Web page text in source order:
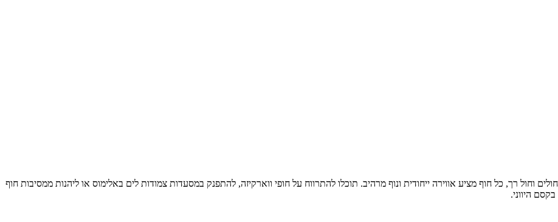
וחול רך, כל חוף מציע אווירה ייחודית ונוף מרהיב. תוכלו להתרווח על חופי ווארקיזה, להתפנק במסעדות צמודות לים באלימוס או ליהנות ממסיבות חוף
היווני.